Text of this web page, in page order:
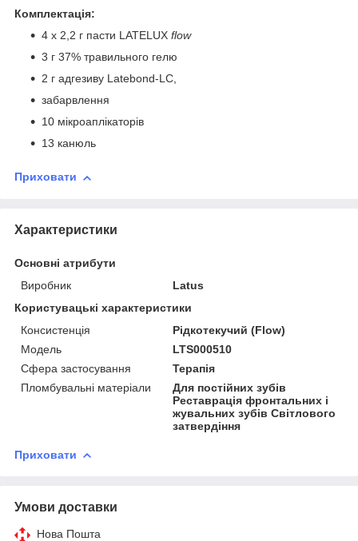
Комплектація:
4 x 2,2 г пасти LATELUX flow
3 г 37% травильного гелю
2 г адгезиву Latebond-LC,
забарвлення
10 мікроаплікаторів
13 канюль
Приховати
Характеристики
Основні атрибути
Виробник
Latus
Користувацькі характеристики
Консистенція
Рідкотекучий (Flow)
Модель
LTS000510
Сфера застосування
Терапія
Пломбувальні матеріали
Для постійних зубів
Реставрація фронтальних і
жувальних зубів Світлового
затвердіння
Приховати
Умови доставки
Нова Пошта